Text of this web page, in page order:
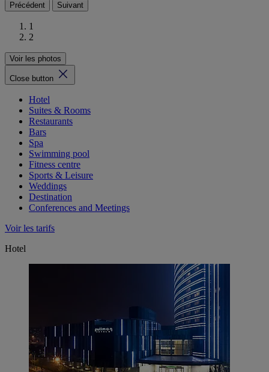
Précédent Suivant
1
2
Voir les photos
Close button
Hotel
Suites & Rooms
Restaurants
Bars
Spa
Swimming pool
Fitness centre
Sports & Leisure
Weddings
Destination
Conferences and Meetings
Voir les tarifs
Hotel